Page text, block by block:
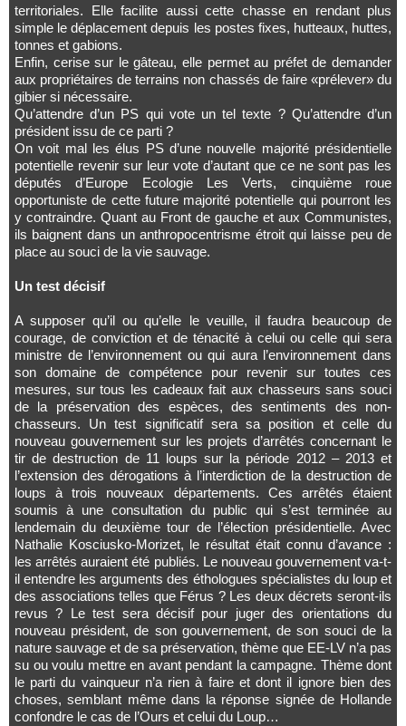
territoriales. Elle facilite aussi cette chasse en rendant plus
simple le déplacement depuis les postes fixes, hutteaux, huttes,
tonnes et gabions.
Enfin, cerise sur le gâteau, elle permet au préfet de demander
aux propriétaires de terrains non chassés de faire «prélever» du
gibier si nécessaire.
Qu’attendre d’un PS qui vote un tel texte ? Qu’attendre d’un
président issu de ce parti ?
On voit mal les élus PS d’une nouvelle majorité présidentielle
potentielle revenir sur leur vote d’autant que ce ne sont pas les
députés d’Europe Ecologie Les Verts, cinquième roue
opportuniste de cette future majorité potentielle qui pourront les
y contraindre. Quant au Front de gauche et aux Communistes,
ils baignent dans un anthropocentrisme étroit qui laisse peu de
place au souci de la vie sauvage.
Un test décisif
A supposer qu’il ou qu’elle le veuille, il faudra beaucoup de
courage, de conviction et de ténacité à celui ou celle qui sera
ministre de l’environnement ou qui aura l’environnement dans
son domaine de compétence pour revenir sur toutes ces
mesures, sur tous les cadeaux fait aux chasseurs sans souci
de la préservation des espèces, des sentiments des non-
chasseurs. Un test significatif sera sa position et celle du
nouveau gouvernement sur les projets d’arrêtés concernant le
tir de destruction de 11 loups sur la période 2012 – 2013 et
l’extension des dérogations à l’interdiction de la destruction de
loups à trois nouveaux départements. Ces arrêtés étaient
soumis à une consultation du public qui s’est terminée au
lendemain du deuxième tour de l’élection présidentielle. Avec
Nathalie Kosciusko-Morizet, le résultat était connu d’avance :
les arrêtés auraient été publiés. Le nouveau gouvernement va-t-
il entendre les arguments des éthologues spécialistes du loup et
des associations telles que Férus ? Les deux décrets seront-ils
revus ? Le test sera décisif pour juger des orientations du
nouveau président, de son gouvernement, de son souci de la
nature sauvage et de sa préservation, thème que EE-LV n’a pas
su ou voulu mettre en avant pendant la campagne. Thème dont
le parti du vainqueur n’a rien à faire et dont il ignore bien des
choses, semblant même dans la réponse signée de Hollande
confondre le cas de l’Ours et celui du Loup…